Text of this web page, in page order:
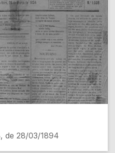
de 28/03/1894